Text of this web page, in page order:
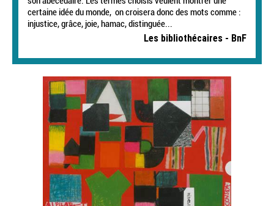
certaine idée du monde, on croisera donc des mots comme :
injustice, grâce, joie, hamac, distinguée...
Les bibliothécaires - BnF